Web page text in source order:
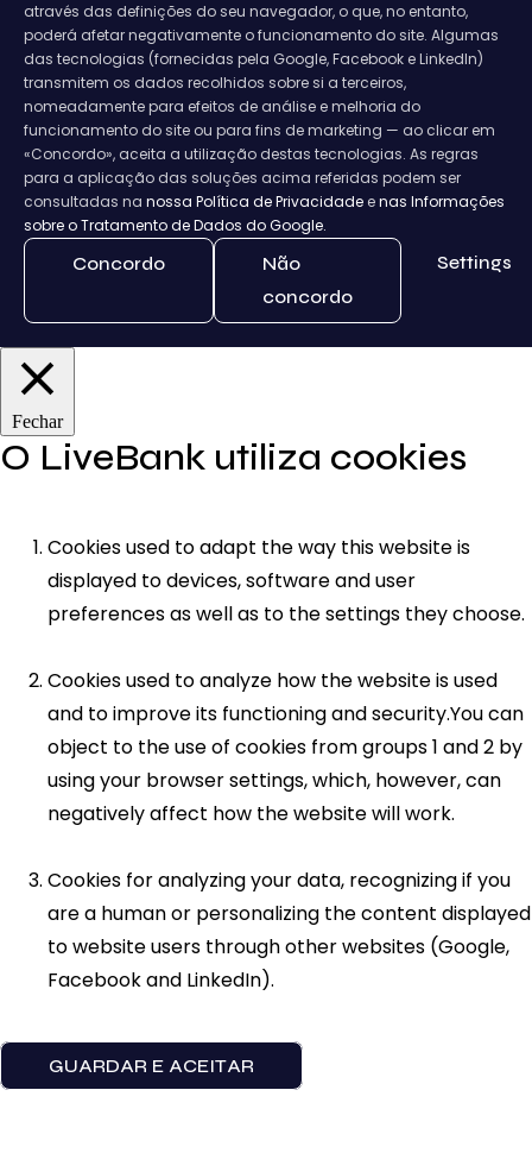
através das definições do seu navegador, o que, no entanto,
poderá afetar negativamente o funcionamento do site. Algumas
das tecnologias (fornecidas pela Google, Facebook e LinkedIn)
transmitem os dados recolhidos sobre si a terceiros,
nomeadamente para efeitos de análise e melhoria do
funcionamento do site ou para fins de marketing — ao clicar em
«Concordo», aceita a utilização destas tecnologias. As regras
para a aplicação das soluções acima referidas podem ser
consultadas na nossa Política de Privacidade enas Informações
sobre o Tratamento de Dados do Google.
Concordo
Não
concordo
Settings
Fechar
O LiveBank utiliza cookies
Cookies used to adapt the way this website is
displayed to devices, software and user
preferences as well as to the settings they choose.
Cookies used to analyze how the website is used
and to improve its functioning and security.You can
object to the use of cookies from groups 1 and 2 by
using your browser settings, which, however, can
negatively affect how the website will work.
Cookies for analyzing your data, recognizing if you
are a human or personalizing the content displayed
to website users through other websites (Google,
Facebook and LinkedIn).
GUARDAR E ACEITAR